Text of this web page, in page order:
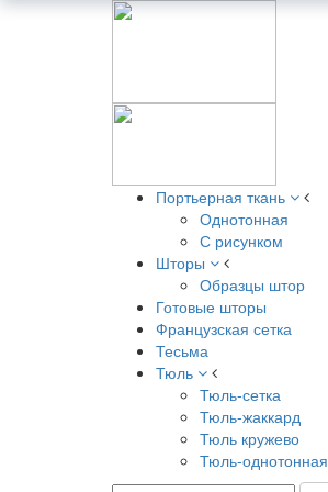
Портьерная ткань
Однотонная
С рисунком
Шторы
Образцы штор
Готовые шторы
Французская сетка
Тесьма
Тюль
Тюль-сетка
Тюль-жаккард
Тюль кружево
Тюль-однотонная